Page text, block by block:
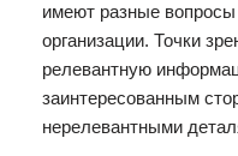
имеют разные вопросы
организации. Точки
релевантную
заинтересованным
нерелевантными